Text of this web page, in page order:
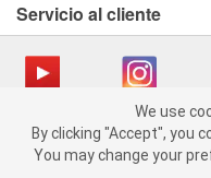
We use cookies on our
to the
You may change your
Servicio al cliente
Copyright © 2008-2026
catalog_main
We use
By clicking "Accept", you
You may change your